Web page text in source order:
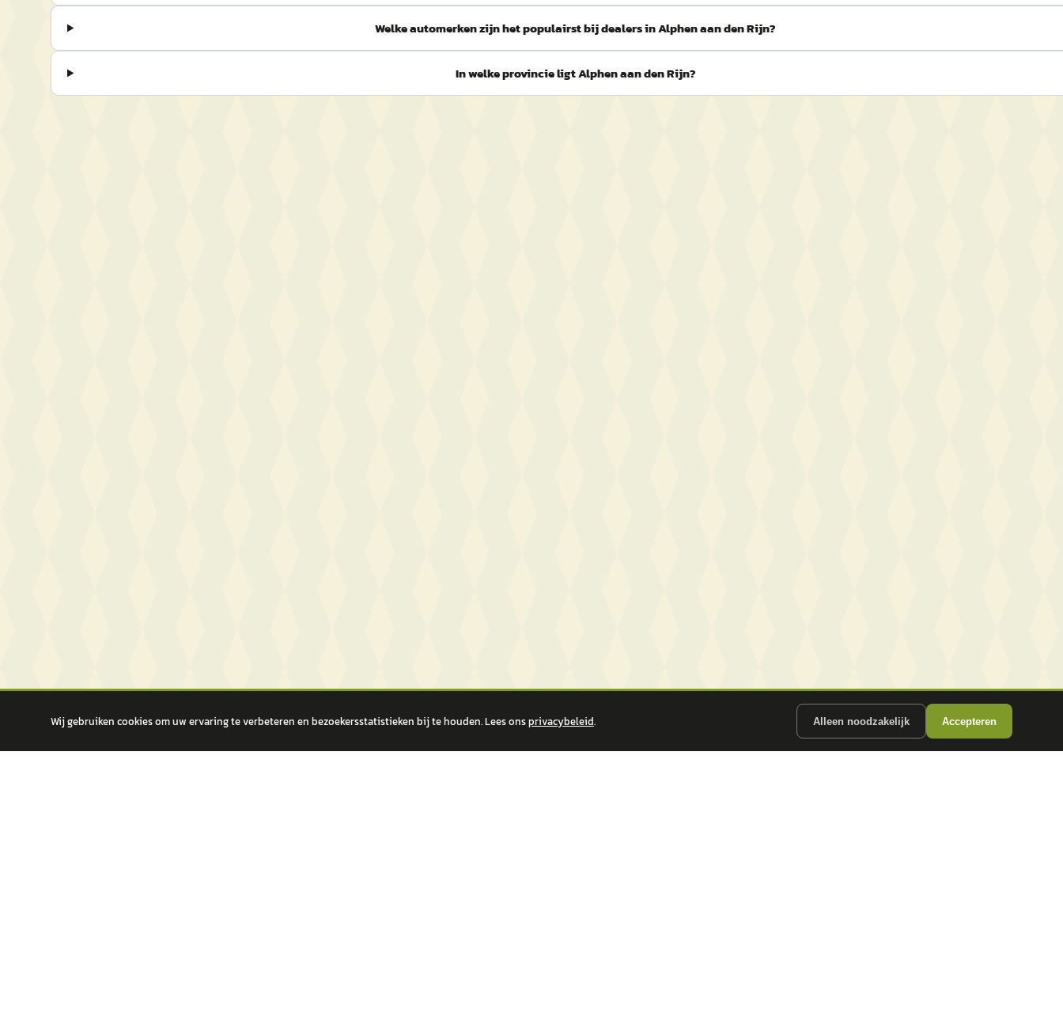
Welke automerken zijn het populairst bij dealers in Alphen aan den Rijn?
In welke provincie ligt Alphen aan den Rijn?
Wij gebruiken cookies om uw ervaring te verbeteren en bezoekersstatistieken bij te houden. Lees onsprivacybeleid. Alleen noodzakelijk Accepteren